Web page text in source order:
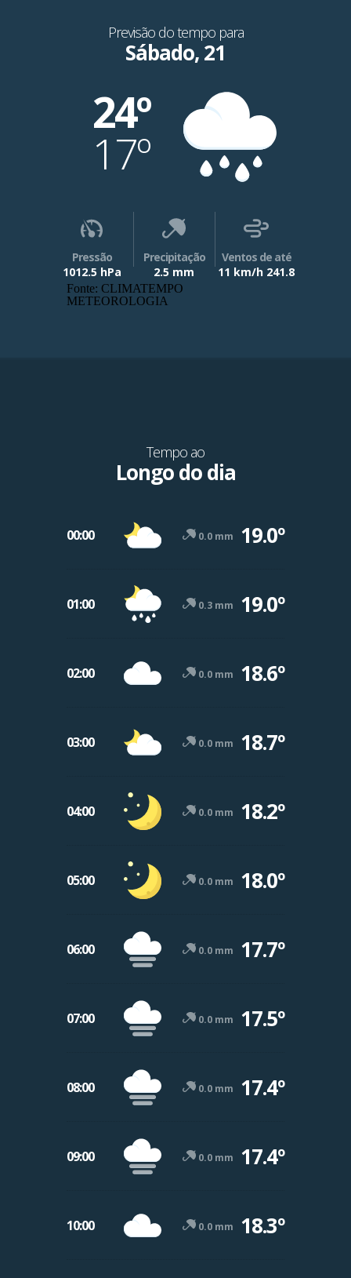
Previsão do tempo para
Sábado, 21
24º
17º
Pressão
1012.5 hPa
Precipitação
2.5 mm
Ventos de até
11 km/h 241.8
Fonte: CLIMATEMPO
METEOROLOGIA
Tempo ao
Longo do dia
00:00 0.0 mm 19.0º
01:00 0.3 mm 19.0º
02:00 0.0 mm 18.6º
03:00 0.0 mm 18.7º
04:00 0.0 mm 18.2º
05:00 0.0 mm 18.0º
06:00 0.0 mm 17.7º
07:00 0.0 mm 17.5º
08:00 0.0 mm 17.4º
09:00 0.0 mm 17.4º
10:00 0.0 mm 18.3º